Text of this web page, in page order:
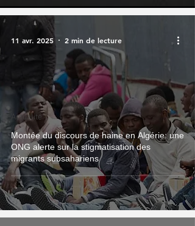
Montée du discours de haine en Algérie: une
ONG alerte sur la stigmatisation des
migrants subsahariens
Actualité
11 avr. 2025 2 min de lecture